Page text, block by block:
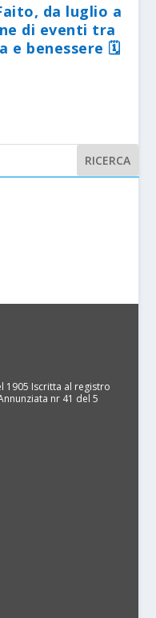
da luglio a
di eventi tra
e benessere 🗓
1905 Iscritta al registro
nr 41 del 5